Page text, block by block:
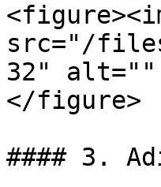
src="/files/
32" alt=""
</figure>
#### 3.